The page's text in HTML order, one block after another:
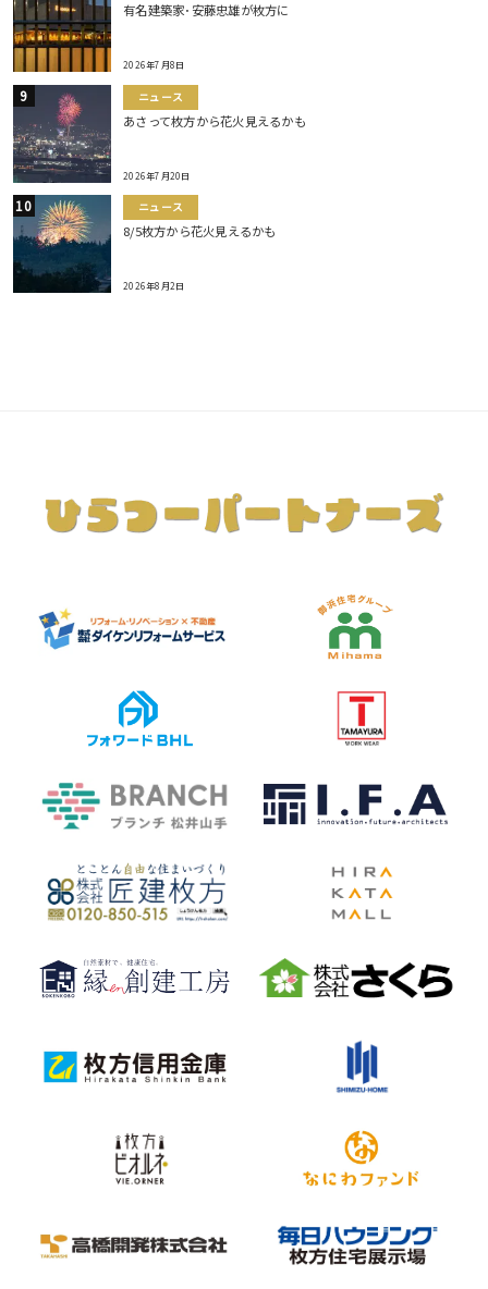
有名建築家･安藤忠雄が枚方に
2026年7月8日
ニュース
あさって枚方から花火見えるかも
2026年7月20日
ニュース
8/5枚方から花火見えるかも
2026年8月2日